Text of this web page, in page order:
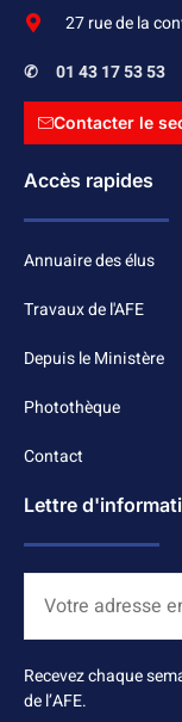
27 rue de la
✆ 01 43 17 53 53
Contacter le
Accès rapides
Annuaire des élus
Travaux de l'AFE
Depuis le Ministère
Photothèque
Contact
Lettre
Recevez chaque
de l’AFE.